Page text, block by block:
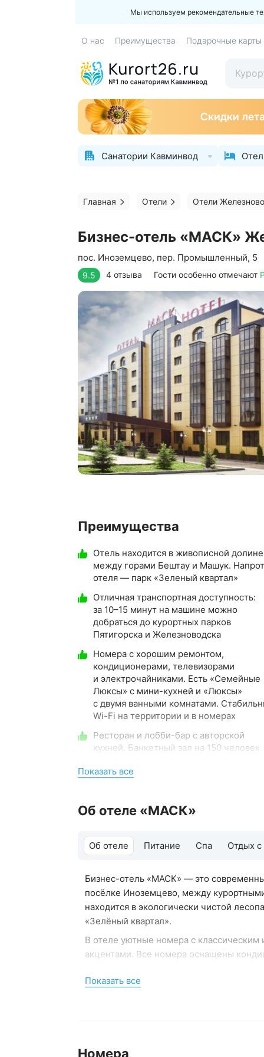
Мы используем рекомендательные
О нас Преимущества Подарочные карты
Санатории Кавминвод
Главная Отели Отели
Бизнес-отель «МАСК»
пос. Иноземцево, пер. Промышленный, 5
9.5 4 отзыва Гости особенно отмечают
Преимущества
Отель находится в живописной долине
между горами Бештау и Машук.
отеля — парк «Зеленый квартал»
Отличная транспортная доступность:
за 10–15 минут на машине можно
добраться до курортных парков
Пятигорска и Железноводска
Номера с хорошим ремонтом,
кондиционерами, телевизорами
и электрочайниками. Есть «Семейные
Люксы» с мини-кухней и «Люксы»
с двумя ванными комнатами.
Wi-Fi на территории и в номерах
Ресторан и лобби-бар с авторской
кухней. Банкетный зал на 150 человек
мероприятий
оборудованием
Показать все
Об отеле «МАСК»
Об отеле Питание Спа Отдых
Бизнес-отель «МАСК» — это
посёлке Иноземцево, между
находится в экологически чистой
«Зелёный квартал».
В отеле уютные номера с
акцентами. Все номера оснащены
мини-кухня — идеально для семейного
Спа-зона
Показать все
Номера